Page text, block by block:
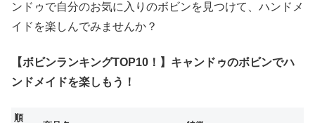
ンドゥで自分のお気に入りのボビンを見つけて、ハンドメ
イドを楽しんでみませんか？
【ボビンランキングTOP10！】キャンドゥのボビンでハ
ンドメイドを楽しもう！
順